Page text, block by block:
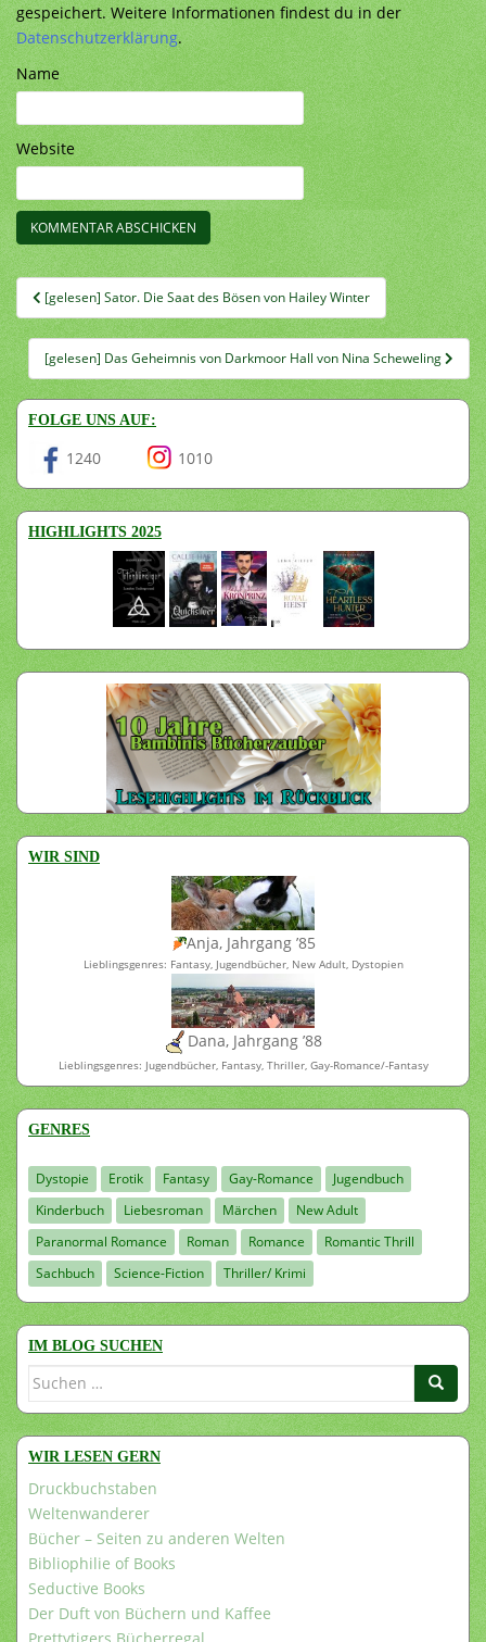
gespeichert. Weitere Informationen findest du in der
Datenschutzerklärung.
Name
Website
Beitragsnavigation
[gelesen] Sator. Die Saat des Bösen von Hailey Winter
[gelesen] Das Geheimnis von Darkmoor Hall von Nina Scheweling
FOLGE UNS AUF:
1240 1010
HIGHLIGHTS 2025
WIR SIND
Anja, Jahrgang ’85
Lieblingsgenres: Fantasy, Jugendbücher, New Adult, Dystopien
Dana, Jahrgang ’88
Lieblingsgenres: Jugendbücher, Fantasy, Thriller, Gay-Romance/-Fantasy
GENRES
Dystopie Erotik Fantasy Gay-Romance
Jugendbuch
Kinderbuch
Liebesroman Märchen
New Adult
Paranormal Romance
Roman Romance
Romantic Thrill
Sachbuch
Science-Fiction Thriller/ Krimi
IM BLOG SUCHEN
Suchen
WIR LESEN GERN
Druckbuchstaben
Weltenwanderer
Bücher – Seiten zu anderen Welten
Bibliophilie of Books
Seductive Books
Der Duft von Büchern und Kaffee